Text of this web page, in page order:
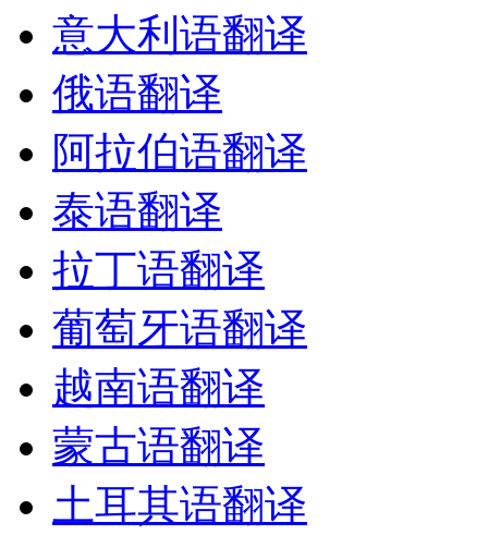
意大利语翻译
俄语翻译
阿拉伯语翻译
泰语翻译
拉丁语翻译
葡萄牙语翻译
越南语翻译
蒙古语翻译
土耳其语翻译